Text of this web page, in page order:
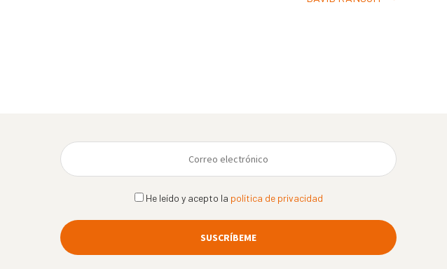
He leído y acepto la política de privacidad